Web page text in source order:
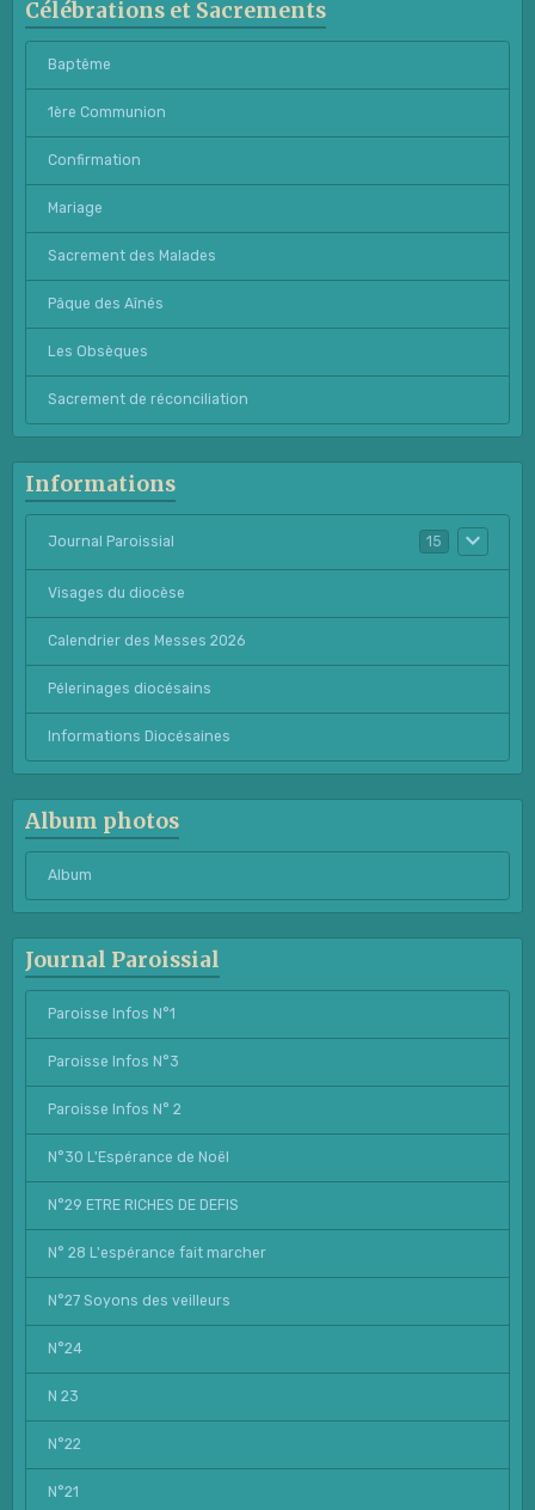
Célébrations et Sacrements
Baptême
1ère Communion
Confirmation
Mariage
Sacrement des Malades
Pâque des Aînés
Les Obsèques
Sacrement de réconciliation
Informations
Journal Paroissial 15
Visages du diocèse
Calendrier des Messes 2026
Pélerinages diocésains
Informations Diocésaines
Album photos
Album
Journal Paroissial
Paroisse Infos N°1
Paroisse Infos N°3
Paroisse Infos N° 2
N°30 L'Espérance de Noël
N°29 ETRE RICHES DE DEFIS
N° 28 L'espérance fait marcher
N°27 Soyons des veilleurs
N°24
N 23
N°22
N°21